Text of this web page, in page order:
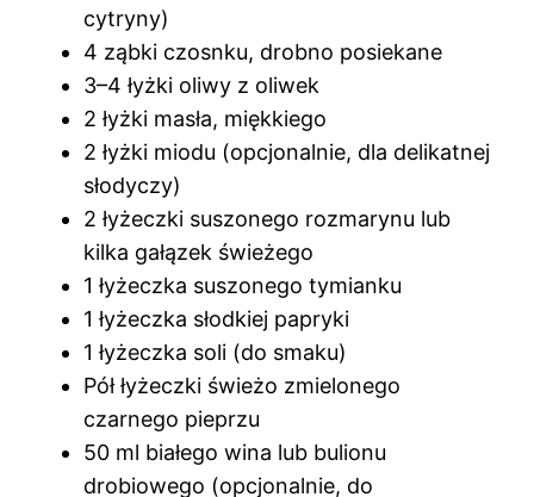
cytryny)
4 ząbki czosnku, drobno posiekane
3–4 łyżki oliwy z oliwek
2 łyżki masła, miękkiego
2 łyżki miodu (opcjonalnie, dla delikatnej
słodyczy)
2 łyżeczki suszonego rozmarynu lub
kilka gałązek świeżego
1 łyżeczka suszonego tymianku
1 łyżeczka słodkiej papryki
1 łyżeczka soli (do smaku)
Pół łyżeczki świeżo zmielonego
czarnego pieprzu
50 ml białego wina lub bulionu
drobiowego (opcjonalnie, do